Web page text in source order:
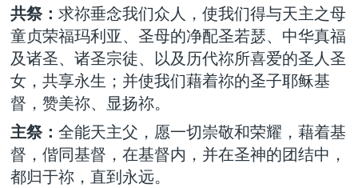
共祭： 求祢垂念我们众人，使我们得与天主之母
童贞荣福玛利亚、圣母的净配圣若瑟、中华真福
及诸圣、诸圣宗徒、以及历代祢所喜爱的圣人圣
女，共享永生；并使我们藉着祢的圣子耶稣基
督，赞美祢、显扬祢。
主祭： 全能天主父，愿一切崇敬和荣耀，藉着基
督，偕同基督，在基督内，并在圣神的团结中，
都归于祢，直到永远。